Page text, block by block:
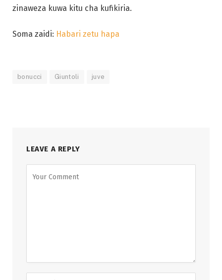
zinaweza kuwa kitu cha kufikiria.
Soma zaidi: Habari zetu hapa
bonucci Giuntoli juve
LEAVE A REPLY